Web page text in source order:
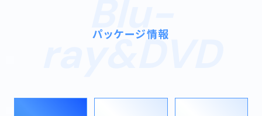
TOP
NEWS
Blu-
ray&DVD
パッケージ情報